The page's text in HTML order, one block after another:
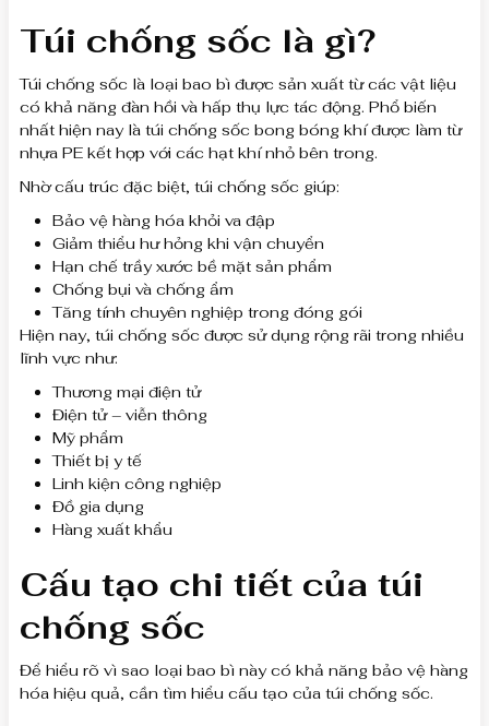
Túi chống sốc là gì?
Túi chống sốc là loại bao bì được sản xuất từ các vật liệu
có khả năng đàn hồi và hấp thụ lực tác động. Phổ biến
nhất hiện nay là túi chống sốc bong bóng khí được làm từ
nhựa PE kết hợp với các hạt khí nhỏ bên trong.
Nhờ cấu trúc đặc biệt, túi chống sốc giúp:
Bảo vệ hàng hóa khỏi va đập
Giảm thiểu hư hỏng khi vận chuyển
Hạn chế trầy xước bề mặt sản phẩm
Chống bụi và chống ẩm
Tăng tính chuyên nghiệp trong đóng gói
Hiện nay, túi chống sốc được sử dụng rộng rãi trong nhiều
lĩnh vực như:
Thương mại điện tử
Điện tử – viễn thông
Mỹ phẩm
Thiết bị y tế
Linh kiện công nghiệp
Đồ gia dụng
Hàng xuất khẩu
Cấu tạo chi tiết của túi
chống sốc
Để hiểu rõ vì sao loại bao bì này có khả năng bảo vệ hàng
hóa hiệu quả, cần tìm hiểu cấu tạo của túi chống sốc.